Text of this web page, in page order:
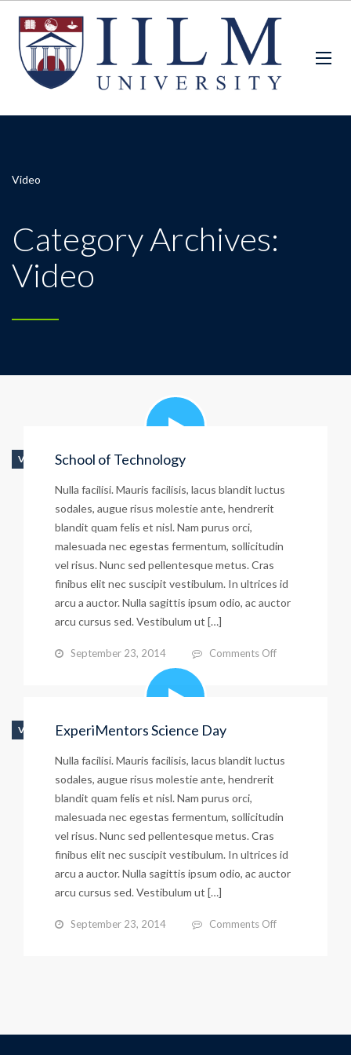
Video
Category Archives:
Video
VIDEO School of Technology
Nulla facilisi. Mauris facilisis, lacus blandit luctus
sodales, augue risus molestie ante, hendrerit
blandit quam felis et nisl. Nam purus orci,
malesuada nec egestas fermentum, sollicitudin
vel risus. Nunc sed pellentesque metus. Cras
finibus elit nec suscipit vestibulum. In ultrices id
arcu a auctor. Nulla sagittis ipsum odio, ac auctor
arcu cursus sed. Vestibulum ut […]
September 23, 2014 Comments Offon
VIDEO ExperiMentors Science Day
Nulla facilisi. Mauris facilisis, lacus blandit luctus
sodales, augue risus molestie ante, hendrerit
blandit quam felis et nisl. Nam purus orci,
malesuada nec egestas fermentum, sollicitudin
vel risus. Nunc sed pellentesque metus. Cras
finibus elit nec suscipit vestibulum. In ultrices id
arcu a auctor. Nulla sagittis ipsum odio, ac auctor
arcu cursus sed. Vestibulum ut […]
September 23, 2014 Comments Offon